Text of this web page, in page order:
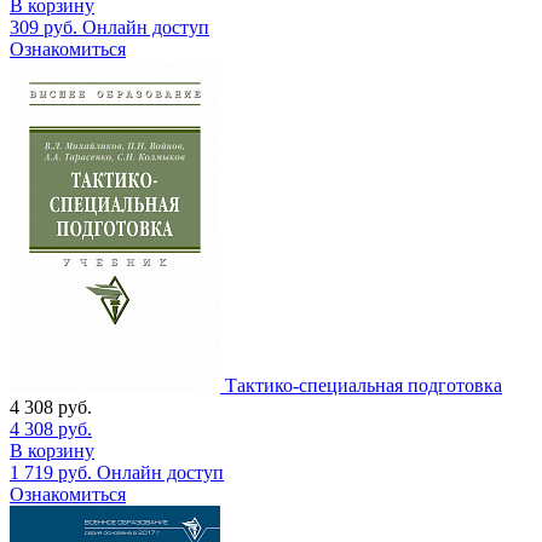
В корзину
309 руб. Онлайн доступ
Ознакомиться
Тактико-специальная подготовка
4 308 руб.
4 308 руб.
В корзину
1 719 руб. Онлайн доступ
Ознакомиться